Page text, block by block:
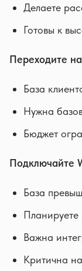
Делаете
Готовы к
Переходите
База
Нужна
Бюджет
Подключайте
База
Планируете
Важна
Критична